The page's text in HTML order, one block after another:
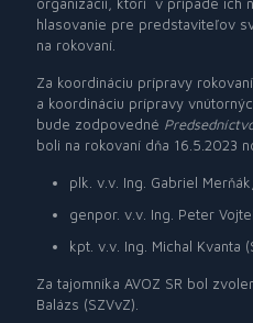
hlasovanie pre predstaviteľov
na rokovaní.
Za koordináciu prípravy
a koordináciu prípravy
bude zodpovedné
boli na rokovaní dňa 16.5.2023
plk. v.v. Ing. Gabriel
genpor. v.v. Ing. Peter
kpt. v.v. Ing. Michal Kvanta
Za tajomníka AVOZ SR bol
Balázs (SZVvZ).